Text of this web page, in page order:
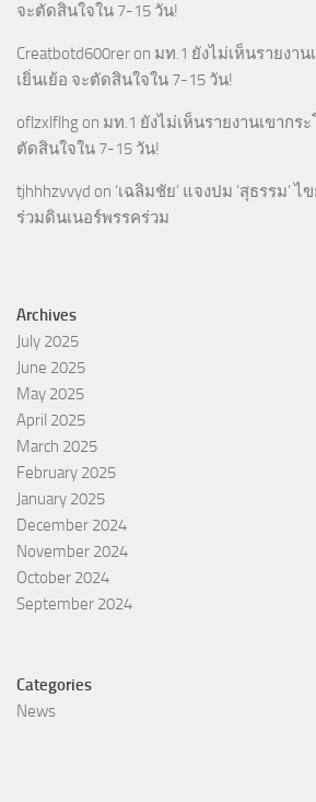
จะตัดสินใจใน 7-15 วัน!
Creatbotd600rer on มท.1 ยังไม่เห็นรายงา
เยิ่นเย้อ จะตัดสินใจใน 7-15 วัน!
oflzxlflhg on มท.1 ยังไม่เห็นรายงานเขากร
ตัดสินใจใน 7-15 วัน!
tjhhhzvvyd on ‘เฉลิมชัย’ แจงปม ‘สุธรรม’
ร่วมดินเนอร์พรรคร่วม
Archives
July 2025
June 2025
May 2025
April 2025
March 2025
February 2025
January 2025
December 2024
November 2024
October 2024
September 2024
Categories
News